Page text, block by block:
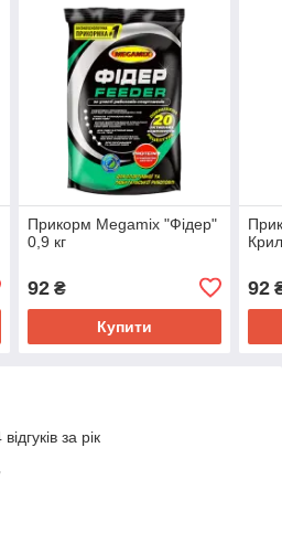
Прикорм Megamix "Фідер"
0,9 кг
92₴
Купити
92
за рік